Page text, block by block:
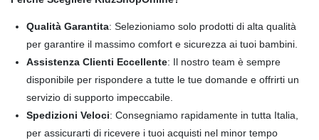
Qualità Garantita: Selezioniamo solo prodotti di alta qualità
per garantire il massimo comfort e sicurezza ai tuoi bambini.
Assistenza Clienti Eccellente: Il nostro team è sempre
disponibile per rispondere a tutte le tue domande e offrirti un
servizio di supporto impeccabile.
Spedizioni Veloci: Consegniamo rapidamente in tutta Italia,
per assicurarti di ricevere i tuoi acquisti nel minor tempo